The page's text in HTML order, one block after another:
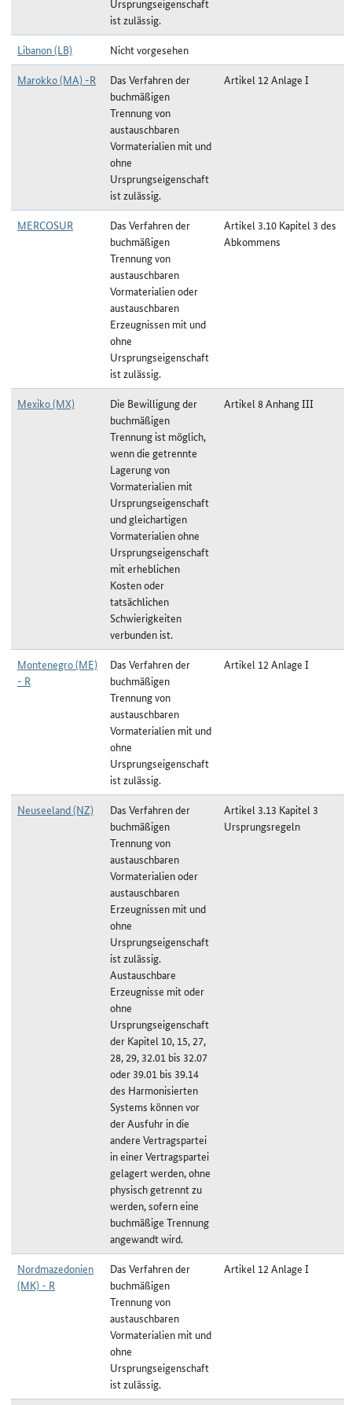
Ursprungseigenschaft
ist zulässig.
Libanon (LB)
Nicht vorgesehen
Marokko (MA) -R
Das Verfahren der
buchmäßigen
Trennung von
austauschbaren
Vormaterialien mit und
ohne
Ursprungseigenschaft
ist zulässig.
Artikel 12 Anlage I
MERCOSUR
Das Verfahren der
buchmäßigen
Trennung von
austauschbaren
Vormaterialien oder
austauschbaren
Erzeugnissen mit und
ohne
Ursprungseigenschaft
ist zulässig.
Artikel 3.10 Kapitel 3 des
Abkommens
Mexiko (MX)
Die Bewilligung der
buchmäßigen
Trennung ist möglich,
wenn die getrennte
Lagerung von
Vormaterialien mit
Ursprungseigenschaft
und gleichartigen
Vormaterialien ohne
Ursprungseigenschaft
mit erheblichen
Kosten oder
tatsächlichen
Schwierigkeiten
verbunden ist.
Artikel 8 Anhang III
Montenegro (ME)
- R
Das Verfahren der
buchmäßigen
Trennung von
austauschbaren
Vormaterialien mit und
ohne
Ursprungseigenschaft
ist zulässig.
Artikel 12 Anlage I
Neuseeland (NZ)
Das Verfahren der
buchmäßigen
Trennung von
austauschbaren
Vormaterialien oder
austauschbaren
Erzeugnissen mit und
ohne
Ursprungseigenschaft
ist zulässig.
Austauschbare
Erzeugnisse mit oder
ohne
Ursprungseigenschaft
der Kapitel 10, 15, 27,
28, 29, 32.01 bis 32.07
oder 39.01 bis 39.14
des Harmonisierten
Systems können vor
der Ausfuhr in die
andere Vertragspartei
in einer Vertragspartei
gelagert werden, ohne
physisch getrennt zu
werden, sofern eine
buchmäßige Trennung
angewandt wird.
Artikel 3.13 Kapitel 3
Ursprungsregeln
Nordmazedonien
(MK) - R
Das Verfahren der
buchmäßigen
Trennung von
austauschbaren
Vormaterialien mit und
ohne
Ursprungseigenschaft
ist zulässig.
Artikel 12 Anlage I